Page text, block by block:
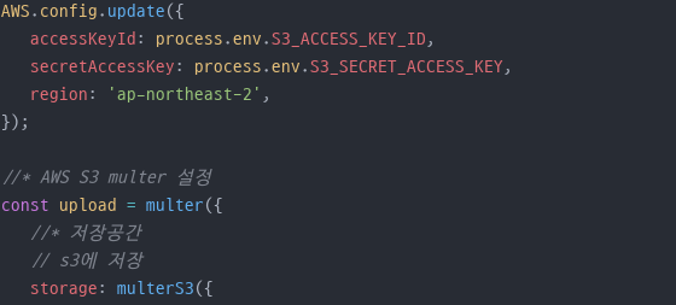
AWS. config. update({
accessKeyId : process.env.S3_ACCESS_KEY_ID,
secretAccessKey: process.env.S3_SECRET_ACCESS_KEY,
region: 'ap-northeast-2' ,
});
//* AWS S3 multer 설정
const upload = multer({
//* 저장공간
// s3에 저장
storage: multerS3({